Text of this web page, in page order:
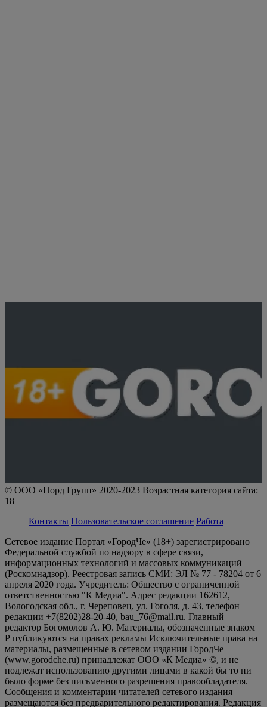
© ООО «Норд Групп» 2020-2023 Возрастная категория сайта:
18+
Контакты Пользовательское соглашение Работа
Сетевое издание Портал «ГородЧе» (18+) зарегистрировано
Федеральной службой по надзору в сфере связи,
информационных технологий и массовых коммуникаций
(Роскомнадзор). Реестровая запись СМИ: ЭЛ № 77 - 78204 от 6
апреля 2020 года. Учредитель: Общество с ограниченной
ответственностью "К Медиа". Адрес редакции 162612,
Вологодская обл., г. Череповец, ул. Гоголя, д. 43, телефон
редакции +7(8202)28-20-40, bau_76@mail.ru. Главный
редактор Богомолов А. Ю. Материалы, обозначенные знаком
Р публикуются на правах рекламы Исключительные права на
материалы, размещенные в сетевом издании ГородЧе
(www.gorodche.ru) принадлежат ООО «К Медиа» ©, и не
подлежат использованию другими лицами в какой бы то ни
было форме без письменного разрешения правообладателя.
Сообщения и комментарии читателей сетевого издания
размещаются без предварительного редактирования. Редакция